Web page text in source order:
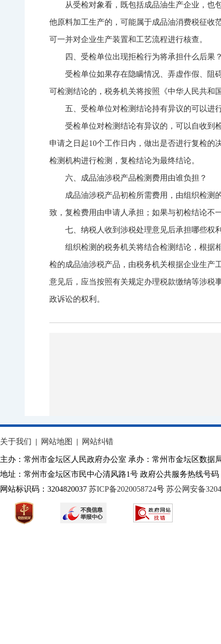
从受检对象看，既包括成品油生产企业，也
他原料加工生产的，可能属于成品油消费税征收
可一并对企业生产装置和工艺流程进行核查。
四、受检单位出现拒检行为将承担什么后果
受检单位如果存在隐瞒情况、弄虚作假、阻
可检测结论的，税务机关将按照《中华人民共和
五、受检单位对检测结论持有异议的可以进
受检单位对检测结论有异议的，可以自收到
申请之日起10个工作日内，做出是否进行复检
检测机构进行检测，复检结论为最终结论。
六、成品油涉税产品检测费用由谁负担？
成品油涉税产品初检所需费用，由组织检测
致，复检费用由申请人承担；如果与初检结论不
七、纳税人收到涉税处理意见后承担哪些权
组织检测的税务机关将结合检测结论，根据
检的成品油涉税产品，由税务机关根据企业生产
意见后，应当按照有关规定办理税款缴纳等涉税
政诉讼的权利。
关于我们 | 网站地图 | 网站纠错
主办：常州市金坛区人民政府办公室 承办：常州市金坛区数据
地址：常州市金坛区市民中心清风路1号 政府公共服务热线号码
网站标识码：3204820037 苏ICP备2020058724号 苏公网安备